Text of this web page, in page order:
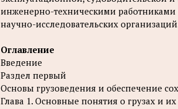
инженерно-техническими работниками
научно-исследовательских
Оглавление
Введение
Раздел первый
Основы грузоведения и обеспечение
Глава 1. Основные понятия о грузах и